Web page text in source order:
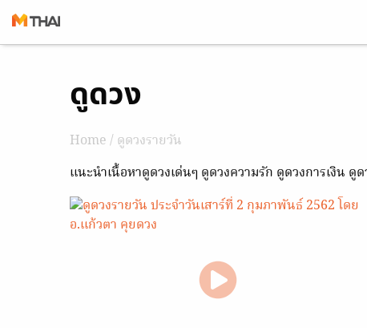
ดูดวง
Home/ดูดวงรายวัน
แนะนำเนื้อหาดูดวงเด่นๆ ดูดวงความรัก ดูดวงการเงิน